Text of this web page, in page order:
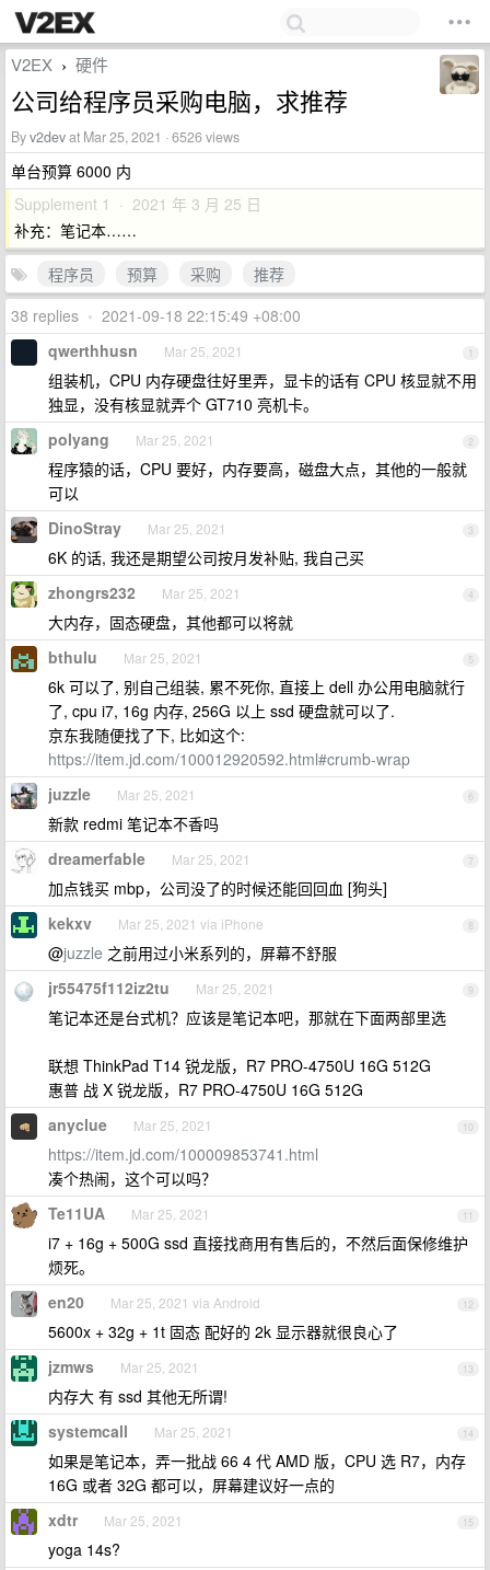
V2EX › 硬件
公司给程序员采购电脑，求推荐
Byv2devat Mar 25, 2021 · 6526 views
单台预算 6000 内
Supplement 1 · 2021 年 3 月 25 日
补充：笔记本……
程序员
预算 采购
推荐
38 replies • 2021-09-18 22:15:49 +08:00
1
qwerthhusn Mar 25, 2021
组装机，CPU 内存硬盘往好里弄，显卡的话有 CPU 核显就不用
独显，没有核显就弄个 GT710 亮机卡。
2
polyang Mar 25, 2021
程序猿的话，CPU 要好，内存要高，磁盘大点，其他的一般就
可以
3
DinoStray Mar 25, 2021
6K 的话, 我还是期望公司按月发补贴, 我自己买
4
zhongrs232 Mar 25, 2021
大内存，固态硬盘，其他都可以将就
5
bthulu Mar 25, 2021
6k 可以了, 别自己组装, 累不死你, 直接上 dell 办公用电脑就行
了, cpu i7, 16g 内存, 256G 以上 ssd 硬盘就可以了.
京东我随便找了下, 比如这个:
https://item.jd.com/100012920592.html#crumb-wrap
6
juzzle Mar 25, 2021
新款 redmi 笔记本不香吗
7
dreamerfable Mar 25, 2021
加点钱买 mbp，公司没了的时候还能回回血 [狗头]
8
kekxv Mar 25, 2021 via iPhone
@juzzle 之前用过小米系列的，屏幕不舒服
9
jr55475f112iz2tu Mar 25, 2021
笔记本还是台式机？应该是笔记本吧，那就在下面两部里选
联想 ThinkPad T14 锐龙版，R7 PRO-4750U 16G 512G
惠普 战 X 锐龙版，R7 PRO-4750U 16G 512G
10
anyclue Mar 25, 2021
https://item.jd.com/100009853741.html
凑个热闹，这个可以吗？
11
Te11UA Mar 25, 2021
i7 + 16g + 500G ssd 直接找商用有售后的，不然后面保修维护
烦死。
12
en20 Mar 25, 2021 via Android
5600x + 32g + 1t 固态 配好的 2k 显示器就很良心了
13
jzmws Mar 25, 2021
内存大 有 ssd 其他无所谓!
14
systemcall Mar 25, 2021
如果是笔记本，弄一批战 66 4 代 AMD 版，CPU 选 R7，内存
16G 或者 32G 都可以，屏幕建议好一点的
15
xdtr Mar 25, 2021
yoga 14s?